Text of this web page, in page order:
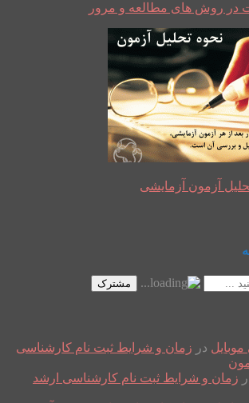
در روش های مطالعه و مرور
آزمون آزمایشی
مشترک
در زمان و شرایط ثبت نام کارشناسی
زمان و شرایط ثبت نام کارشناسی ارشد